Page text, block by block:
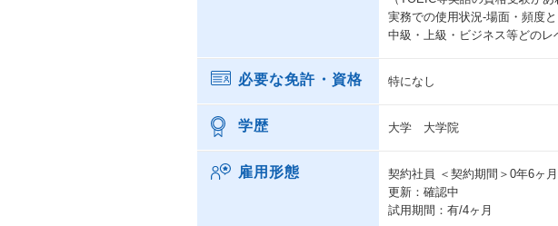
実務での使用状況‐場面・頻度
中級・上級・ビジネス等どのレ
必要な免許・資格 特になし
学歴 大学 大学院
雇用形態 契約社員 ＜契約期間＞0年6ヶ月
更新：確認中
試用期間：有/4ヶ月